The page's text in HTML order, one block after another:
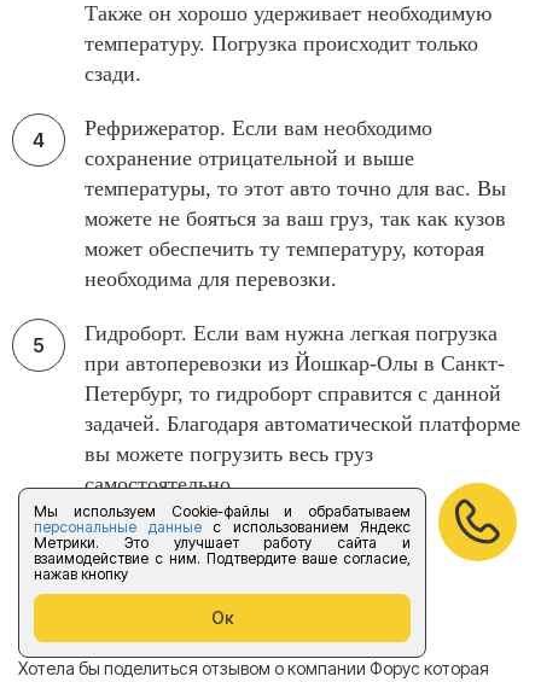
Мы используем Cookie-файлы и обрабатываем
персональные данныес использованием Яндекс
Метрики. Это улучшает работу сайта и
взаимодействие с ним. Подтвердите ваше согласие,
нажав кнопку
Ок
Также он хорошо удерживает необходимую
температуру. Погрузка происходит только
сзади.
Рефрижератор. Если вам необходимо
сохранение отрицательной и выше
температуры, то этот авто точно для вас. Вы
можете не бояться за ваш груз, так как кузов
может обеспечить ту температуру, которая
необходима для перевозки.
Гидроборт. Если вам нужна легкая погрузка
при автоперевозки из Йошкар-Олы в Санкт-
Петербург, то гидроборт справится с данной
задачей. Благодаря автоматической платформе
вы можете погрузить весь груз
самостоятельно.
Отзывы
Хотела бы поделиться отзывом о компании Форус которая